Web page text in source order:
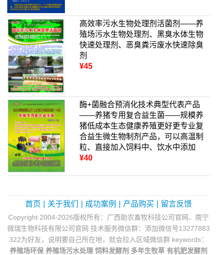
高效率污水生物处理剂活菌剂——养
殖场污水生物处理剂、黑臭水体生物
快速处理剂、恶臭粪污废水快速除臭
剂
¥45
酶+菌融合预消化技术典型代表产品
——养猪专用复合益生菌——规模养
猪低成本生态健康养殖更好更专业复
合益生微生物制剂产品，可以高温制
粒、直接加入饲料中、饮水中添加
¥40
首页 关于我们 成功案例 产品购买 留言反馈
Copyright 2004-2026版权所有：广西助农畜牧科技公司官网、南宁
微瑞生物科技有限公司官网 技术服务微信群：添加微信号13277883
322为好友，说明要自己所在地，就会拉入区域微信群 keywords：
养殖场环保 养殖场污水处理 饲料发酵剂 多年生牧草 有机肥发酵剂